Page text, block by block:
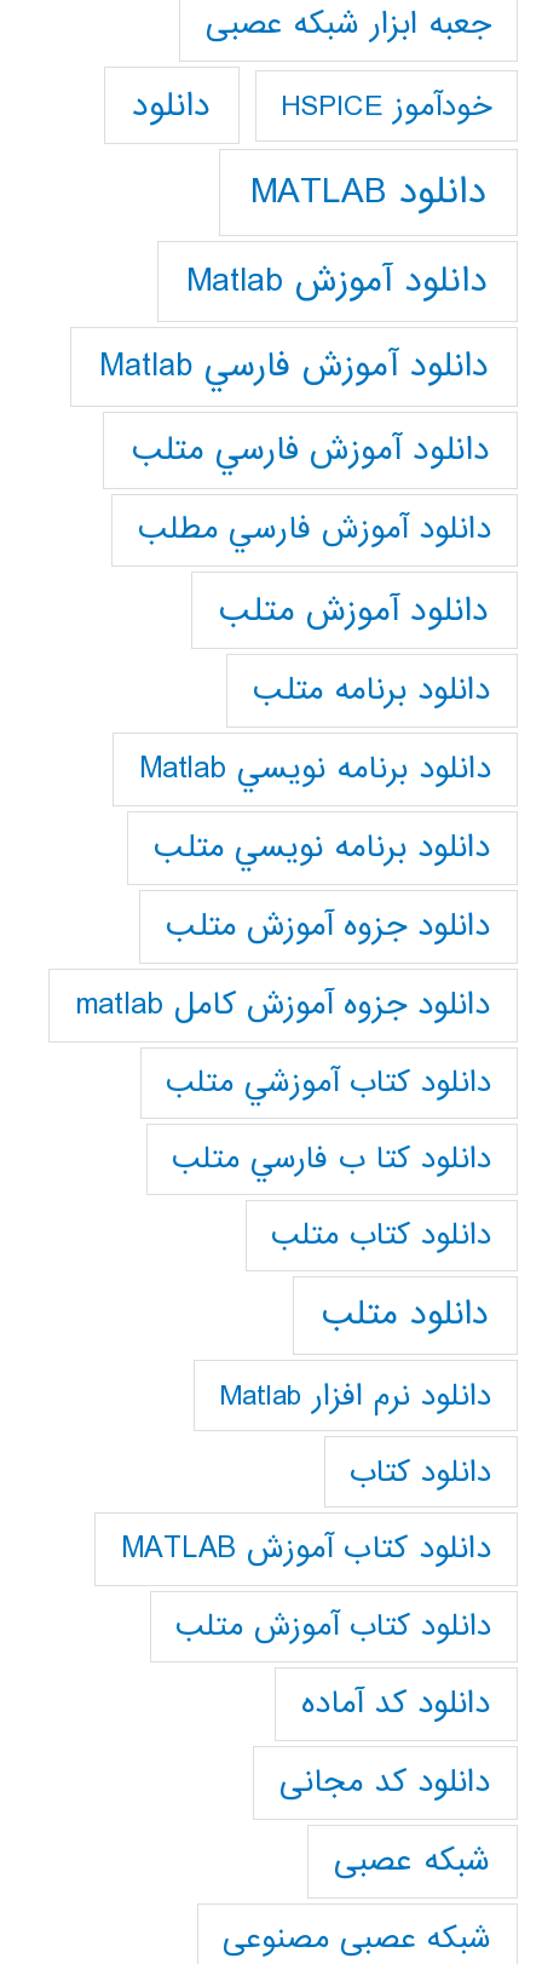
جعبه ابزار شبکه عصبی
خودآموز HSPICE دانلود
دانلود MATLAB
دانلود آموزش Matlab
دانلود آموزش فارسي Matlab
دانلود آموزش فارسي متلب
دانلود آموزش فارسي مطلب
دانلود آموزش متلب
دانلود برنامه متلب
دانلود برنامه نويسي Matlab
دانلود برنامه نويسي متلب
دانلود جزوه آموزش متلب
دانلود جزوه آموزش کامل matlab
دانلود كتاب آموزشي متلب
دانلود كتا ب فارسي متلب
دانلود كتاب متلب
دانلود متلب
دانلود نرم افزار Matlab
دانلود کتاب
دانلود کتاب آموزش MATLAB
دانلود کتاب آموزش متلب
دانلود کد آماده
دانلود کد مجانی
شبکه عصبی
شبکه عصبی مصنوعی